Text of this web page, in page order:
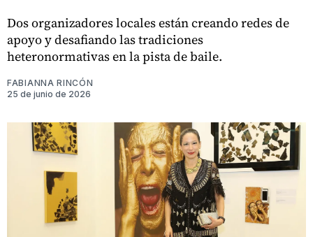
Dos organizadores locales están creando redes de
apoyo y desafiando las tradiciones
heteronormativas en la pista de baile.
FABIANNA RINCÓN
25 de junio de 2026